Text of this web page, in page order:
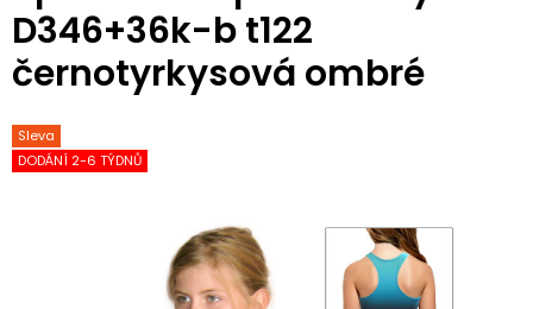
D346+36k-b t122
černotyrkysová ombré
Sleva
DODÁNÍ 2-6 TÝDNŮ